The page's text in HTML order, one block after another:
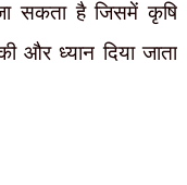
जा सकता है जिसमें कृषि
और ध्यान दिया जाता